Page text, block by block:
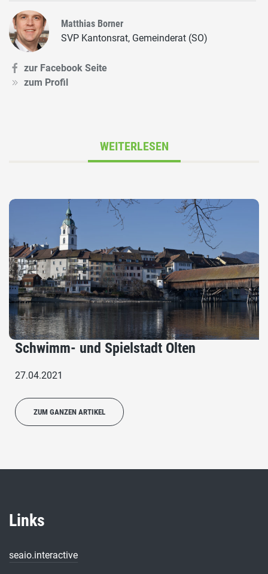
Matthias Borner
SVP Kantonsrat, Gemeinderat (SO)
zur Facebook Seite
zum Profil
WEITERLESEN
Schwimm- und Spielstadt Olten
27.04.2021
ZUM GANZEN ARTIKEL
Links
seaio.interactive